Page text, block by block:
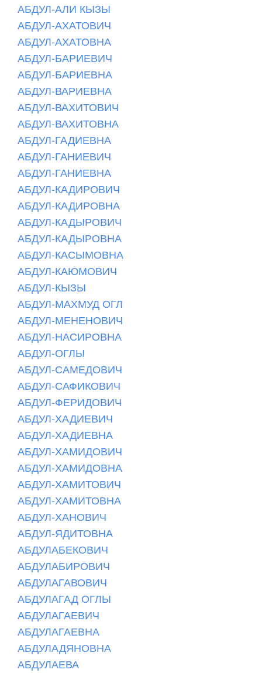
АБДУЛ-АЛИ КЫЗЫ
АБДУЛ-АХАТОВИЧ
АБДУЛ-АХАТОВНА
АБДУЛ-БАРИЕВИЧ
АБДУЛ-БАРИЕВНА
АБДУЛ-ВАРИЕВНА
АБДУЛ-ВАХИТОВИЧ
АБДУЛ-ВАХИТОВНА
АБДУЛ-ГАДИЕВНА
АБДУЛ-ГАНИЕВИЧ
АБДУЛ-ГАНИЕВНА
АБДУЛ-КАДИРОВИЧ
АБДУЛ-КАДИРОВНА
АБДУЛ-КАДЫРОВИЧ
АБДУЛ-КАДЫРОВНА
АБДУЛ-КАСЫМОВНА
АБДУЛ-КАЮМОВИЧ
АБДУЛ-КЫЗЫ
АБДУЛ-МАХМУД ОГЛ
АБДУЛ-МЕНЕНОВИЧ
АБДУЛ-НАСИРОВНА
АБДУЛ-ОГЛЫ
АБДУЛ-САМЕДОВИЧ
АБДУЛ-САФИКОВИЧ
АБДУЛ-ФЕРИДОВИЧ
АБДУЛ-ХАДИЕВИЧ
АБДУЛ-ХАДИЕВНА
АБДУЛ-ХАМИДОВИЧ
АБДУЛ-ХАМИДОВНА
АБДУЛ-ХАМИТОВИЧ
АБДУЛ-ХАМИТОВНА
АБДУЛ-ХАНОВИЧ
АБДУЛ-ЯДИТОВНА
АБДУЛАБЕКОВИЧ
АБДУЛАБИРОВИЧ
АБДУЛАГАВОВИЧ
АБДУЛАГАД ОГЛЫ
АБДУЛАГАЕВИЧ
АБДУЛАГАЕВНА
АБДУЛАДЯНОВНА
АБДУЛАЕВА